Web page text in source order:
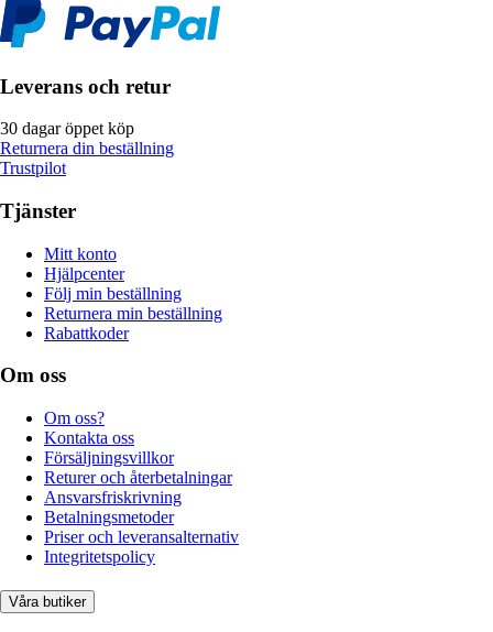
Leverans och retur
30 dagar öppet köp
Returnera din beställning
Trustpilot
Tjänster
Mitt konto
Hjälpcenter
Följ min beställning
Returnera min beställning
Rabattkoder
Om oss
Om oss?
Kontakta oss
Försäljningsvillkor
Returer och återbetalningar
Ansvarsfriskrivning
Betalningsmetoder
Priser och leveransalternativ
Integritetspolicy
Våra butiker